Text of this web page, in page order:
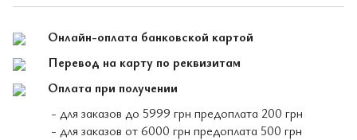
Онлайн-оплата банковской картой
Перевод на карту по реквизитам
Оплата при получении
- для заказов до 5999 грн предоплата 200 грн
- для заказов от 6000 грн предоплата 500 грн